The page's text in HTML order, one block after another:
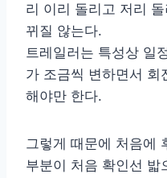
리 이리 돌리고 저리
뀌질 않는다.
트레일러는 특성상 일
가 조금씩 변하면서 회
해야만 한다.
그렇게 때문에 처음에
부분이 처음 확인선 밟